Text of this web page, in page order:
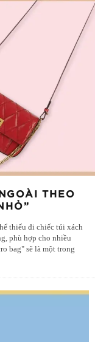
THEO
thiếu đi chiếc túi xách
phù hợp cho nhiều
bag" sẽ là một trong